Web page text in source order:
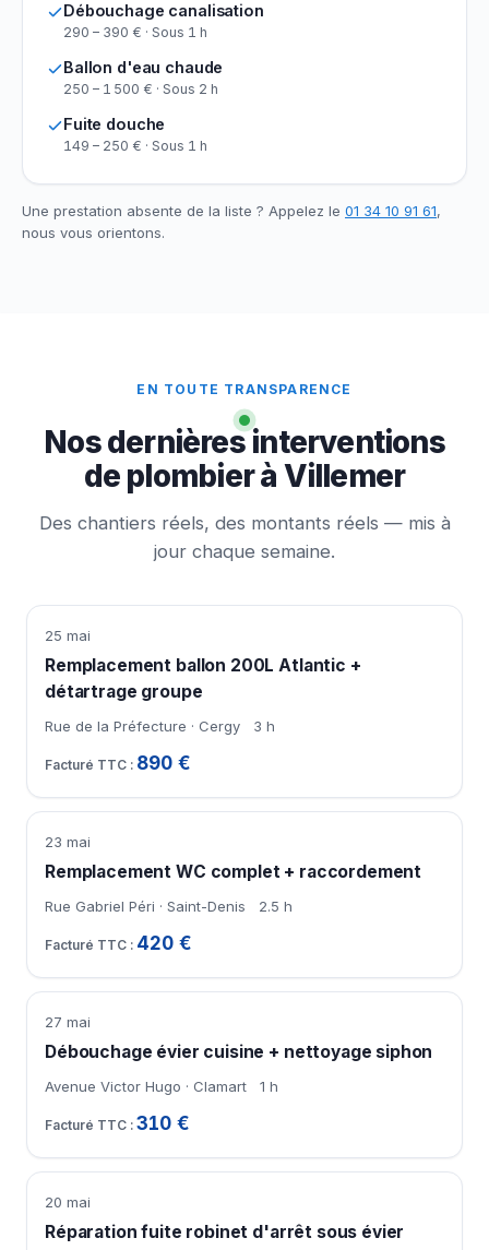
Débouchage canalisation
290 – 390 € · Sous 1 h
Ballon d'eau chaude
250 – 1 500 € · Sous 2 h
Fuite douche
149 – 250 € · Sous 1 h
Une prestation absente de la liste ? Appelez le 01 34 10 91 61,
nous vous orientons.
EN TOUTE TRANSPARENCE
Nos dernières interventions
de plombier à Villemer
Des chantiers réels, des montants réels — mis à
jour chaque semaine.
25 mai
Remplacement ballon 200L Atlantic +
détartrage groupe
Rue de la Préfecture · Cergy 3 h
890 €
23 mai
Remplacement WC complet + raccordement
Rue Gabriel Péri · Saint-Denis 2.5 h
420 €
27 mai
Débouchage évier cuisine + nettoyage siphon
Avenue Victor Hugo · Clamart 1 h
310 €
20 mai
Réparation fuite robinet d'arrêt sous évier